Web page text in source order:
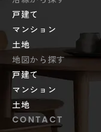
戸建て
マンション
土地
地図から探す
戸建て
マンション
土地
CONTACT